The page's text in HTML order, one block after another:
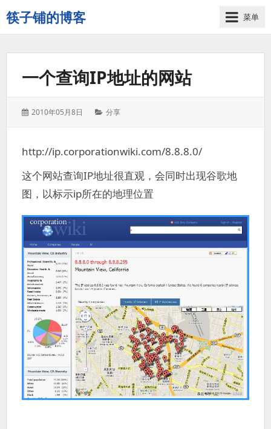
筷子铺的博客
记
录
菜单
一个查询IP地址的网站
发
2010年05月8日
分
分享
http://ip.corporationwiki.com/8.8.8.0/
这个网站查询IP地址很直观，会同时出现谷歌地
图，以标示ip所在的地理位置